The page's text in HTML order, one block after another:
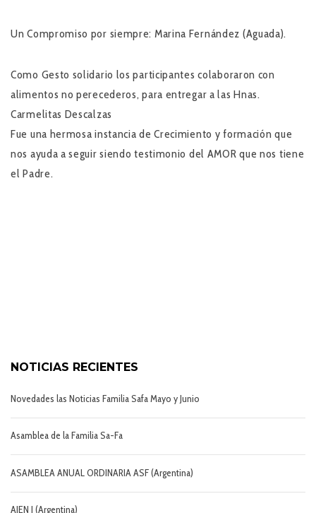
Un Compromiso por siempre: Marina Fernández (Aguada).
Como Gesto solidario los participantes colaboraron con
alimentos no perecederos, para entregar a las Hnas.
Carmelitas Descalzas
Fue una hermosa instancia de Crecimiento y formación que
nos ayuda a seguir siendo testimonio del AMOR que nos tiene
el Padre.
NOTICIAS RECIENTES
Novedades las Noticias Familia Safa Mayo y Junio
Asamblea de la Familia Sa-Fa
ASAMBLEA ANUAL ORDINARIA ASF (Argentina)
AJEN I (Argentina)